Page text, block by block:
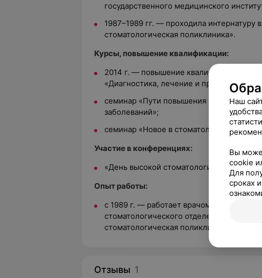
государственного медицинского
1987–1989 гг. — проходила интернатуру
стоматологическая поликлиника».
Курсы, повышение квалификации:
2014 г. — повышение квалификации на
«Диагностика, лечение и профилактика
семинар «Пути повышения качества
заболеваний»;
семинар «Новое в стоматологии».
Участие в конференциях:
«День высокой стоматологии в
Опыт работы:
с 1989 г. — работает врачом —
стоматологического отделения №1 УЗ
стоматологическая поликлиника».
Отзывы 1
Наш
Вы
cookie
Для
сроках